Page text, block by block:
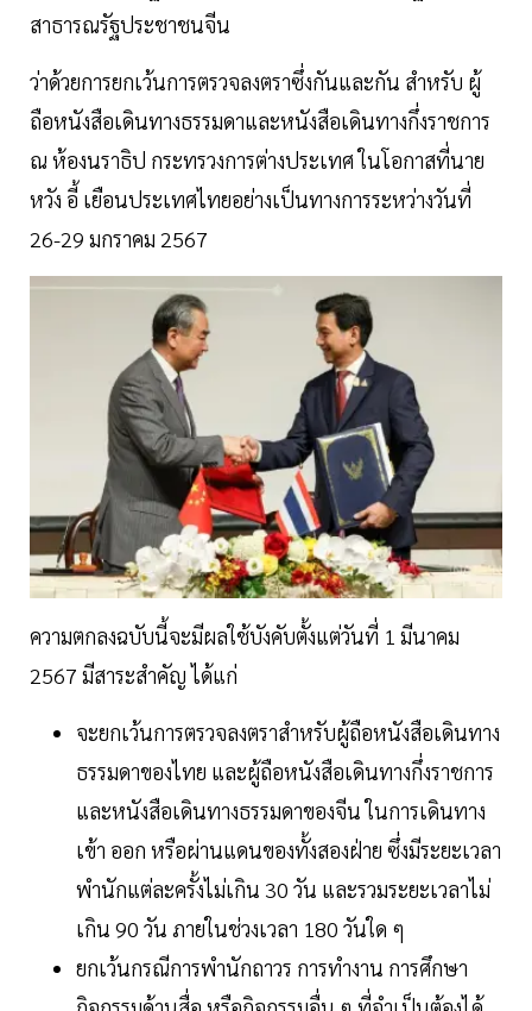
สาธารณรัฐประชาชนจีน
ว่าด้วยการยกเว้นการตรวจลงตราซึ่งกันและกัน สำหรับ ผู้
ถือหนังสือเดินทางธรรมดาและหนังสือเดินทางกึ่งราชการ
ณ ห้องนราธิป กระทรวงการต่างประเทศ ในโอกาสที่นาย
หวัง อี้ เยือนประเทศไทยอย่างเป็นทางการระหว่างวันที่
26-29 มกราคม 2567
ความตกลงฉบับนี้จะมีผลใช้บังคับตั้งแต่วันที่ 1 มีนาคม
2567 มีสาระสำคัญ ได้แก่
จะยกเว้นการตรวจลงตราสำหรับผู้ถือหนังสือเดินทาง
ธรรมดาของไทย และผู้ถือหนังสือเดินทางกึ่งราชการ
และหนังสือเดินทางธรรมดาของจีน ในการเดินทาง
เข้า ออก หรือผ่านแดนของทั้งสองฝ่าย ซึ่งมีระยะเวลา
พำนักแต่ละครั้งไม่เกิน 30 วัน และรวมระยะเวลาไม่
เกิน 90 วัน ภายในช่วงเวลา 180 วันใด ๆ
ยกเว้นกรณีการพำนักถาวร การทำงาน การศึกษา